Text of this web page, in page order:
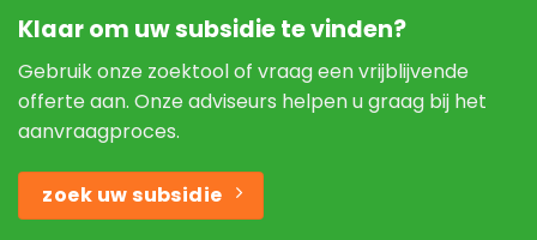
Klaar om uw subsidie te vinden?
Gebruik onze zoektool of vraag een vrijblijvende
offerte aan. Onze adviseurs helpen u graag bij het
aanvraagproces.
zoek uw subsidie